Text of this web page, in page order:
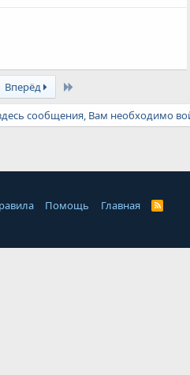
Вперёд Last
сообщения, Вам необходимо
Помощь Главная